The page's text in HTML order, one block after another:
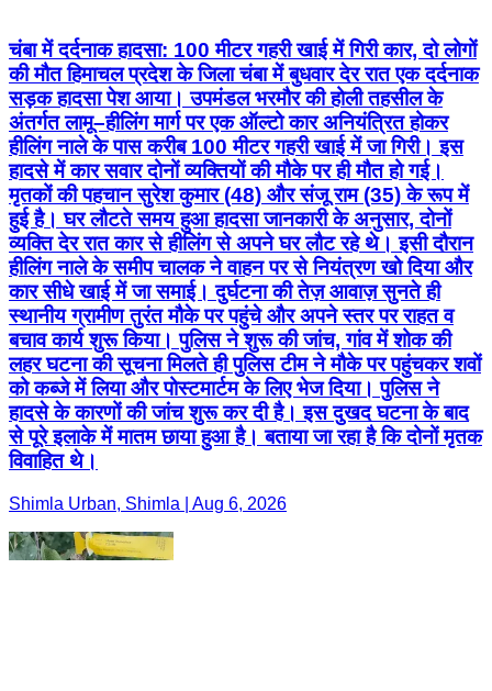
चंबा में दर्दनाक हादसा: 100 मीटर गहरी खाई में गिरी कार, दो लोगों
की मौत हिमाचल प्रदेश के जिला चंबा में बुधवार देर रात एक दर्दनाक
सड़क हादसा पेश आया। उपमंडल भरमौर की होली तहसील के
अंतर्गत लामू–हीलिंग मार्ग पर एक ऑल्टो कार अनियंत्रित होकर
हीलिंग नाले के पास करीब 100 मीटर गहरी खाई में जा गिरी। इस
हादसे में कार सवार दोनों व्यक्तियों की मौके पर ही मौत हो गई।
मृतकों की पहचान सुरेश कुमार (48) और संजू राम (35) के रूप में
हुई है। घर लौटते समय हुआ हादसा जानकारी के अनुसार, दोनों
व्यक्ति देर रात कार से हीलिंग से अपने घर लौट रहे थे। इसी दौरान
हीलिंग नाले के समीप चालक ने वाहन पर से नियंत्रण खो दिया और
कार सीधे खाई में जा समाई। दुर्घटना की तेज़ आवाज़ सुनते ही
स्थानीय ग्रामीण तुरंत मौके पर पहुंचे और अपने स्तर पर राहत व
बचाव कार्य शुरू किया। पुलिस ने शुरू की जांच, गांव में शोक की
लहर घटना की सूचना मिलते ही पुलिस टीम ने मौके पर पहुंचकर शवों
को कब्जे में लिया और पोस्टमार्टम के लिए भेज दिया। पुलिस ने
हादसे के कारणों की जांच शुरू कर दी है। इस दुखद घटना के बाद
से पूरे इलाके में मातम छाया हुआ है। बताया जा रहा है कि दोनों मृतक
विवाहित थे।
Shimla Urban, Shimla | Aug 6, 2026